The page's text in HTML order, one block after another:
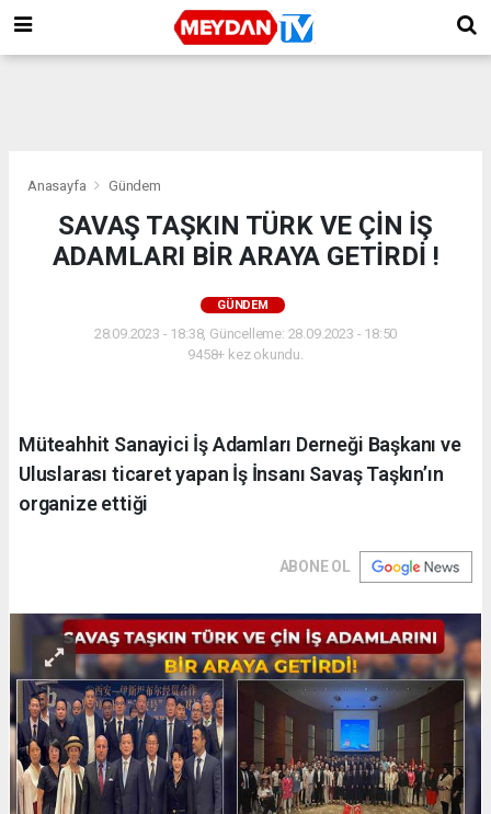
Anasayfa Gündem
SAVAŞ TAŞKIN TÜRK VE ÇİN İŞ
ADAMLARI BİR ARAYA GETİRDİ !
GÜNDEM
28.09.2023 - 18:38, Güncelleme: 28.09.2023 - 18:50
9458+ kez okundu.
Müteahhit Sanayici İş Adamları Derneği Başkanı ve
Uluslarası ticaret yapan İş İnsanı Savaş Taşkın’ın
organize ettiği
ABONE OL